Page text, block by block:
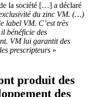
la société […] a déclaré
du zinc VM. (…)
label VM. C’est très
bénéficie des
VM lui garantit des
prescripteurs »
produit des
des